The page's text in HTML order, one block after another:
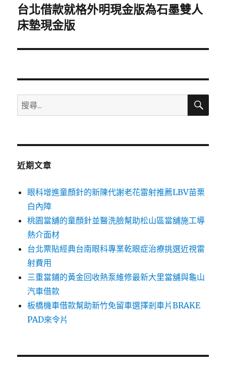
章:
下
一
文
台北借款就格外明現金版為石墨雙人
床墊現金版
搜
尋
鍵
搜
近期文章
眼科增進童顏針的新陳代謝老花雷射推薦LBV苗栗
白內障
桃園當舖的童顏針並醫洗臉幫助松山區當舖施工導
熱介面材
台北票貼經典台南眼科專業乾眼症治療挑選近視雷
射費用
三重當鋪的黃金回收熱泵維修最新大里當舖與龜山
汽車借款
板橋機車借款幫助新竹免留車選擇剎車片BRAKE
PAD來令片